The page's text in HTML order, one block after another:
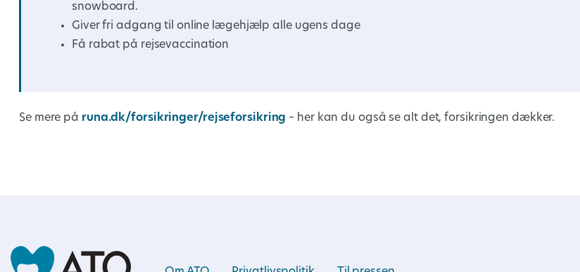
snowboard.
Giver fri adgang til online lægehjælp alle ugens dage
Få rabat på rejsevaccination
Se mere på runa.dk/forsikringer/rejseforsikring – her kan du også se alt det, forsikringen dækker.